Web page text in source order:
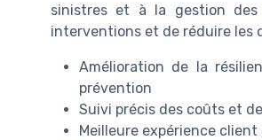
sinistres et à la gestion des
interventions et de réduire les
Amélioration de la
prévention
Suivi précis des coûts et
Meilleure expérience